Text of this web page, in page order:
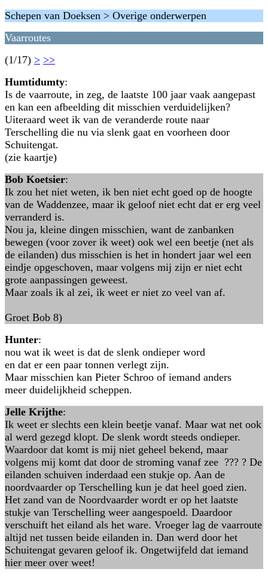
Schepen van Doeksen > Overige onderwerpen
Vaarroutes
(1/17) > >>
Humtidumty:
Is de vaarroute, in zeg, de laatste 100 jaar vaak aangepast
en kan een afbeelding dit misschien verduidelijken?
Uiteraard weet ik van de veranderde route naar
Terschelling die nu via slenk gaat en voorheen door
Schuitengat.
(zie kaartje)
Bob Koetsier:
Ik zou het niet weten, ik ben niet echt goed op de hoogte
van de Waddenzee, maar ik geloof niet echt dat er erg veel
verranderd is.
Nou ja, kleine dingen misschien, want de zanbanken
bewegen (voor zover ik weet) ook wel een beetje (net als
de eilanden) dus misschien is het in hondert jaar wel een
eindje opgeschoven, maar volgens mij zijn er niet echt
grote aanpassingen geweest.
Maar zoals ik al zei, ik weet er niet zo veel van af.
Groet Bob 8)
Hunter:
nou wat ik weet is dat de slenk ondieper word
en dat er een paar tonnen verlegt zijn.
Maar misschien kan Pieter Schroo of iemand anders
meer duidelijkheid scheppen.
Jelle Krijthe:
Ik weet er slechts een klein beetje vanaf. Maar wat net ook
al werd gezegd klopt. De slenk wordt steeds ondieper.
Waardoor dat komt is mij niet geheel bekend, maar
volgens mij komt dat door de stroming vanaf zee ??? ? De
eilanden schuiven inderdaad een stukje op. Aan de
noordvaarder op Terschelling kun je dat heel goed zien.
Het zand van de Noordvaarder wordt er op het laatste
stukje van Terschelling weer aangespoeld. Daardoor
verschuift het eiland als het ware. Vroeger lag de vaarroute
altijd net tussen beide eilanden in. Dan werd door het
Schuitengat gevaren geloof ik. Ongetwijfeld dat iemand
hier meer over weet!